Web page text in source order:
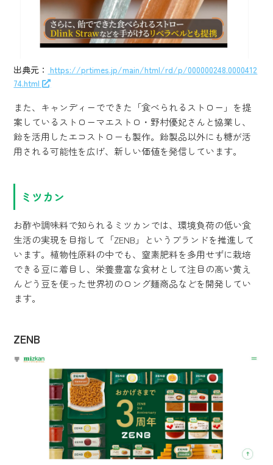
出典元： https://prtimes.jp/main/html/rd/p/000000248.0000412
74.html
また、キャンディーでできた「食べられるストロー」を提
案しているストローマエストロ・野村優妃さんと協業し、
飴を活用したエコストローも製作。飴製品以外にも糖が活
用される可能性を広げ、新しい価値を発信しています。
ミツカン
お酢や調味料で知られるミツカンでは、環境負荷の低い食
生活の実現を目指して「ZENB」というブランドを推進して
います。植物性原料の中でも、窒素肥料を多用せずに栽培
できる豆に着目し、栄養豊富な食材として注目の高い黄え
んどう豆を使った世界初のロング麺商品などを開発してい
ます。
ZENB